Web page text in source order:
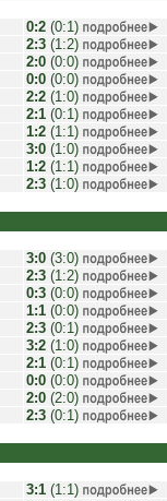
0:2 (0:1)
2:3 (1:2)
2:0 (0:0)
0:0 (0:0)
2:2 (1:0)
2:1 (0:1)
1:2 (1:1)
3:0 (1:0)
1:2 (1:1)
2:3 (1:0)
3:0 (3:0)
2:3 (1:2)
0:3 (0:0)
1:1 (0:0)
2:3 (0:1)
3:2 (1:0)
2:1 (0:1)
0:0 (0:0)
2:0 (2:0)
2:3 (0:1)
3:1 (1:1)